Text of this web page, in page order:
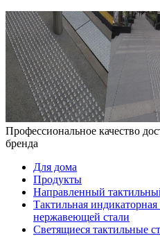
Профессиональное качество
бренда
Для дома
Продукты
Направленный
Тактильная
нержавеющей стали
Светящиеся тактильные